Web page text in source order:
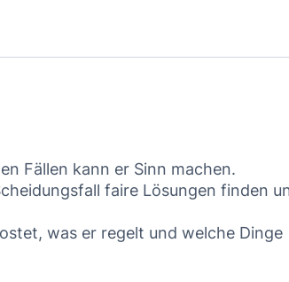
Fällen kann er Sinn machen.
faire Lösungen finden
was er regelt und welche Dinge